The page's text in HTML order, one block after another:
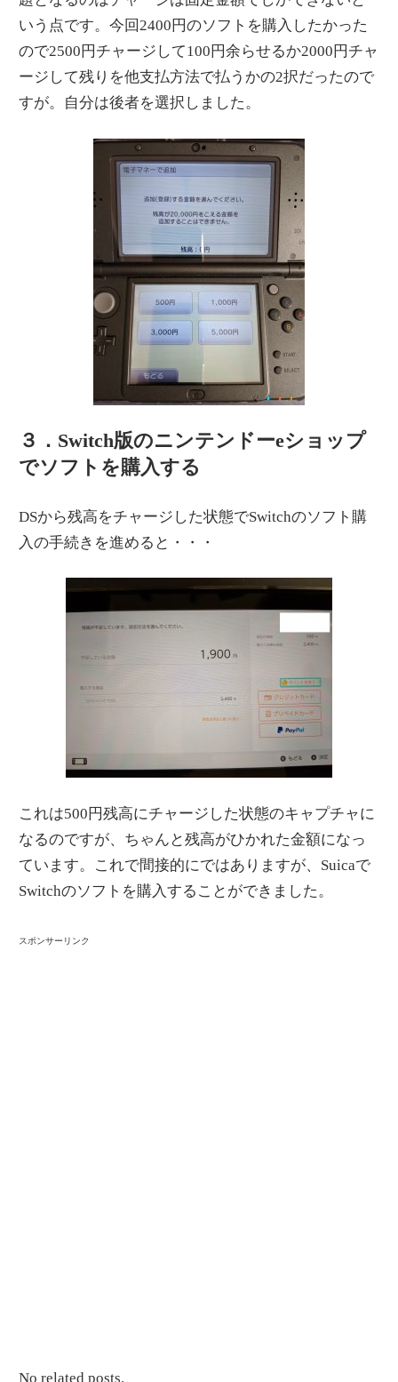
いう点です。今回2400円のソフトを購入したかった
ので2500円チャージして100円余らせるか2000円チャ
ージして残りを他支払方法で払うかの2択だったので
すが。自分は後者を選択しました。
３．Switch版のニンテンドーeショップ
でソフトを購入する
DSから残高をチャージした状態でSwitchのソフト購
入の手続きを進めると・・・
これは500円残高にチャージした状態のキャプチャに
なるのですが、ちゃんと残高がひかれた金額になっ
ています。これで間接的にではありますが、Suicaで
Switchのソフトを購入することができました。
スポンサーリンク
No related posts.